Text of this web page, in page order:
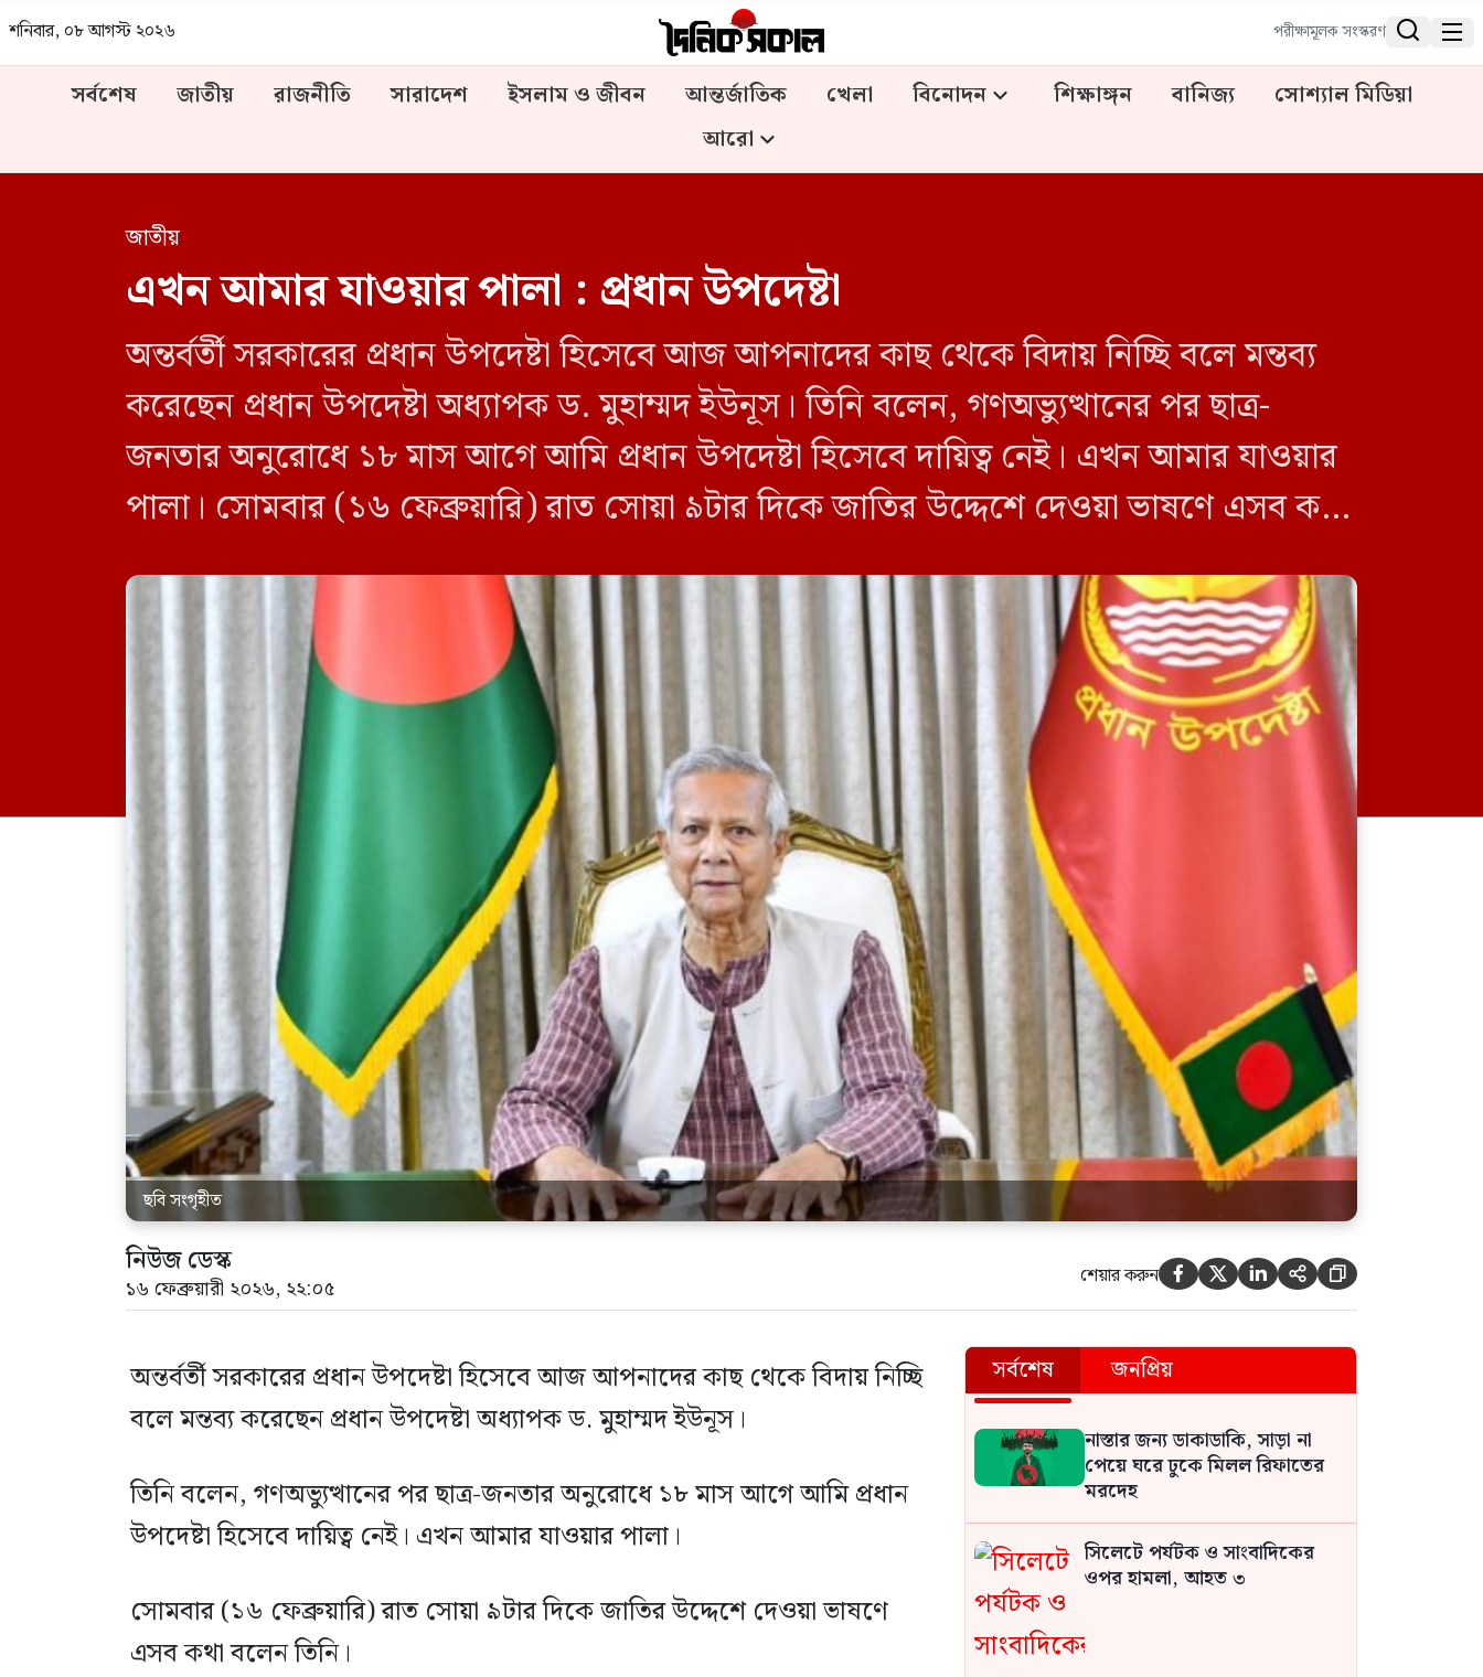
শনিবার, ০৮ আগস্ট ২০২৬ পরীক্ষামূলক সংস্করণ  
সর্বশেষ জাতীয় রাজনীতি সারাদেশ ইসলাম ও জীবন আন্তর্জাতিক খেলা বিনোদন শিক্ষাঙ্গন বানিজ্য
সোশ্যাল মিডিয়া
আরো
জাতীয়
এখন আমার যাওয়ার পালা : প্রধান উপদেষ্টা
অন্তর্বর্তী সরকারের প্রধান উপদেষ্টা হিসেবে আজ আপনাদের কাছ থেকে বিদায় নিচ্ছি বলে মন্তব্য
করেছেন প্রধান উপদেষ্টা অধ্যাপক ড. মুহাম্মদ ইউনূস। তিনি বলেন, গণঅভ্যুত্থানের পর ছাত্র-
জনতার অনুরোধে ১৮ মাস আগে আমি প্রধান উপদেষ্টা হিসেবে দায়িত্ব নেই। এখন আমার যাওয়ার
পালা। সোমবার (১৬ ফেব্রুয়ারি) রাত সোয়া ৯টার দিকে জাতির উদ্দেশে দেওয়া ভাষণে এসব কথা
ছবি সংগৃহীত
নিউজ ডেস্ক
১৬ ফেব্রুয়ারী ২০২৬, ২২:০৫ শেয়ার করুন     
অন্তর্বর্তী সরকারের প্রধান উপদেষ্টা হিসেবে আজ আপনাদের কাছ থেকে বিদায় নিচ্ছি
বলে মন্তব্য করেছেন প্রধান উপদেষ্টা অধ্যাপক ড. মুহাম্মদ ইউনূস।
তিনি বলেন, গণঅভ্যুত্থানের পর ছাত্র-জনতার অনুরোধে ১৮ মাস আগে আমি প্রধান
উপদেষ্টা হিসেবে দায়িত্ব নেই। এখন আমার যাওয়ার পালা।
সোমবার (১৬ ফেব্রুয়ারি) রাত সোয়া ৯টার দিকে জাতির উদ্দেশে দেওয়া ভাষণে
এসব কথা বলেন তিনি।
সর্বশেষ জনপ্রিয়
নাস্তার জন্য ডাকাডাকি, সাড়া না
পেয়ে ঘরে ঢুকে মিলল রিফাতের
মরদেহ
সিলেটে পর্যটক ও সাংবাদিকের
ওপর হামলা, আহত ৩